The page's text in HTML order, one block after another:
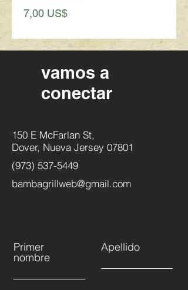
7,00 US$
vamos a
conectar
150 E McFarlan St,
Dover, Nueva Jersey 07801
(973) 537-5449
bambagrillweb@gmail.com
Primer
nombre
Apellido